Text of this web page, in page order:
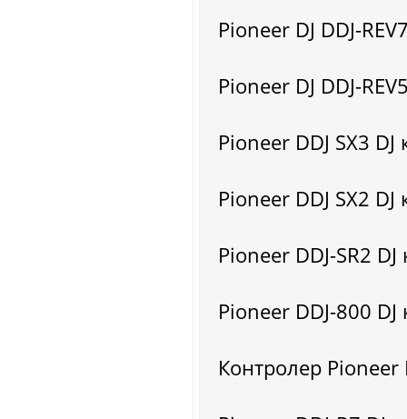
Pioneer DJ DDJ-
Pioneer DJ DDJ-
Pioneer DDJ SX3
Pioneer DDJ SX2
Pioneer DDJ-SR2
Pioneer DDJ-800
Контролер Pioneer